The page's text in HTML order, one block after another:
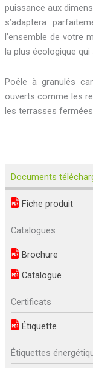
puissance aux
s’adaptera
l’ensemble de votre
la plus écologique qui
Poêle à granulés
ouverts comme les
les terrasses
Documents
Fiche produit
Catalogues
Brochure
Catalogue
Certificats
Étiquette
Étiquettes